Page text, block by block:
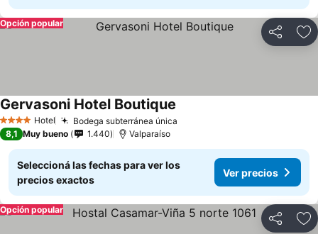
Compartir
Opción popular
4 EstrellasHotel Bodega subterránea única
Gervasoni Hotel Boutique
8,1 Muy bueno 1.440 Valparaíso
Seleccioná las fechas para ver los
precios exactos
Ver precios
Compartir
Opción popular